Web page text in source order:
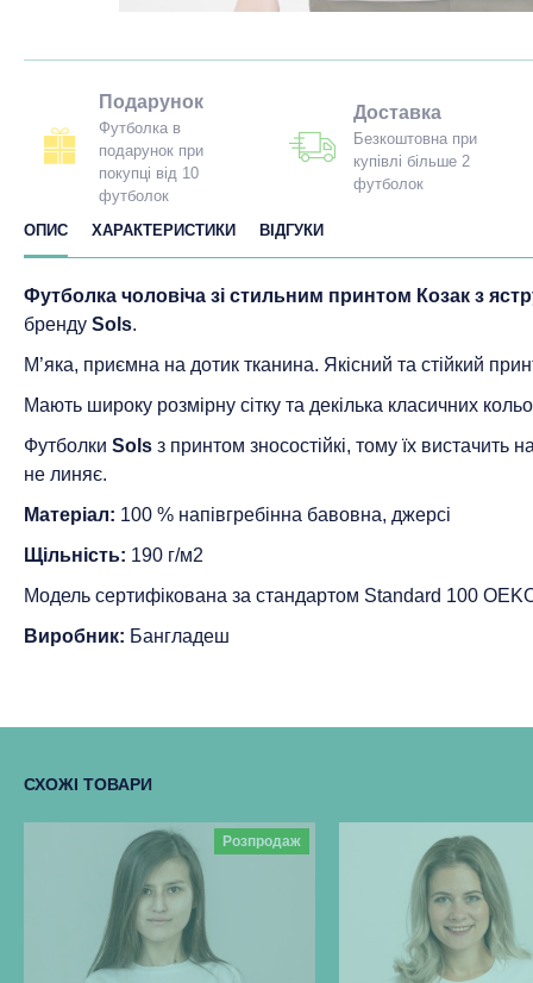
Подарунок
Футболка в
подарунок при
покупці від 10
футболок
Доставка
Безкоштовна при
купівлі більше 2
футболок
ОПИС ХАРАКТЕРИСТИКИ ВІДГУКИ
Футболка чоловіча зі стильним принтом Козак з
бренду Sols.
М’яка, приємна на дотик тканина. Якісний та стійкий
Мають широку розмірну сітку та декілька класичних
Футболки Sols з принтом зносостійкі, тому їх вистачить
не линяє.
Матеріал: 100 % напівгребінна бавовна, джерсі
Щільність: 190 г/м2
Модель сертифікована за стандартом Standard 100
Виробник: Бангладеш
СХОЖІ ТОВАРИ
Розпродаж